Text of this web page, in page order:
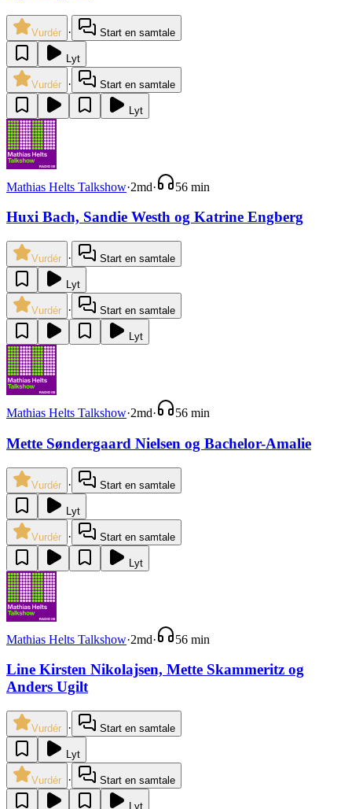
Vurdér · Start en samtale
Lyt
Vurdér · Start en samtale
Lyt
Mathias Helts Talkshow·2md· 56 min
Huxi Bach, Sandie Westh og Katrine Engberg
Vurdér · Start en samtale
Lyt
Vurdér · Start en samtale
Lyt
Mathias Helts Talkshow·2md· 56 min
Mette Søndergaard Nielsen og Bachelor-Amalie
Vurdér · Start en samtale
Lyt
Vurdér · Start en samtale
Lyt
Mathias Helts Talkshow·2md· 56 min
Line Kirsten Nikolajsen, Mette Skammeritz og
Anders Ugilt
Vurdér · Start en samtale
Lyt
Vurdér · Start en samtale
Lyt